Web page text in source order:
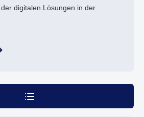
digitalen Lösungen in der